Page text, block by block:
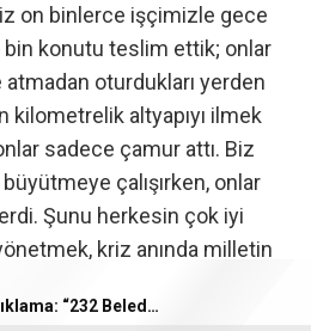
on binlerce işçimizle gece
konutu teslim ettik; onlar
oturdukları yerden
kilometrelik altyapıyı ilmek
sadece çamur attı. Biz
çalışırken, onlar
Şunu herkesin çok iyi
kriz anında milletin
bir iştir ve bu işler öyle
benzemez. ‘Dostlar
“232 Belediye Başkanı